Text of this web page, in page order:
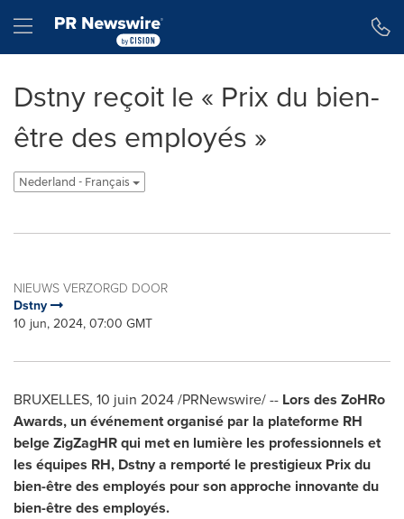
Hamburger menu
Dstny reçoit le « Prix du bien-
être des employés »
Nederland - Français
NIEUWS VERZORGD DOOR
Dstny
10 jun, 2024, 07:00 GMT
BRUXELLES, 10 juin 2024/PRNewswire/ -- Lors des ZoHRo
Awards, un événement organisé par la plateforme RH
belge ZigZagHR qui met en lumière les professionnels et
les équipes RH, Dstny a remporté le prestigieux Prix du
bien-être des employés pour son approche innovante du
bien-être des employés.